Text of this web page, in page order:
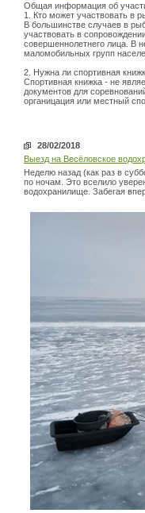
Общая информация об
1. Кто может участвовать в
В большинстве случаев в
участвовать в
совершеннолетнего лица. В
маломобильных групп
2. Нужна ли спортивная
Спортивная книжка - не
документов для
органицация или местный
28/02/2018
Выезд на Весёловское
Неделю назад (как раз в
по ночам. Это вселило
водохранилище. Забегая